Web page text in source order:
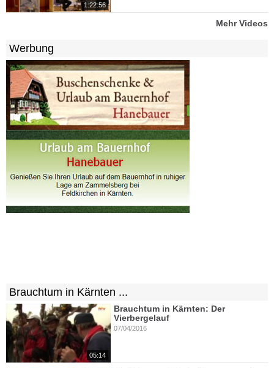
1:22:56
Mehr Videos
Werbung
Brauchtum in Kärnten ...
05:14
Brauchtum in Kärnten: Der
Vierbergelauf
07/04/2016